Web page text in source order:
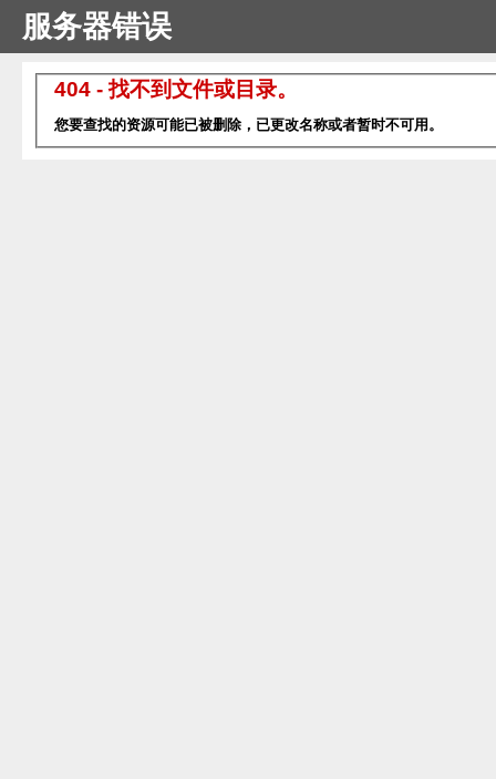
服务器错误
404 - 找不到文件或目录。
您要查找的资源可能已被删除，已更改名称或者暂时不可用。